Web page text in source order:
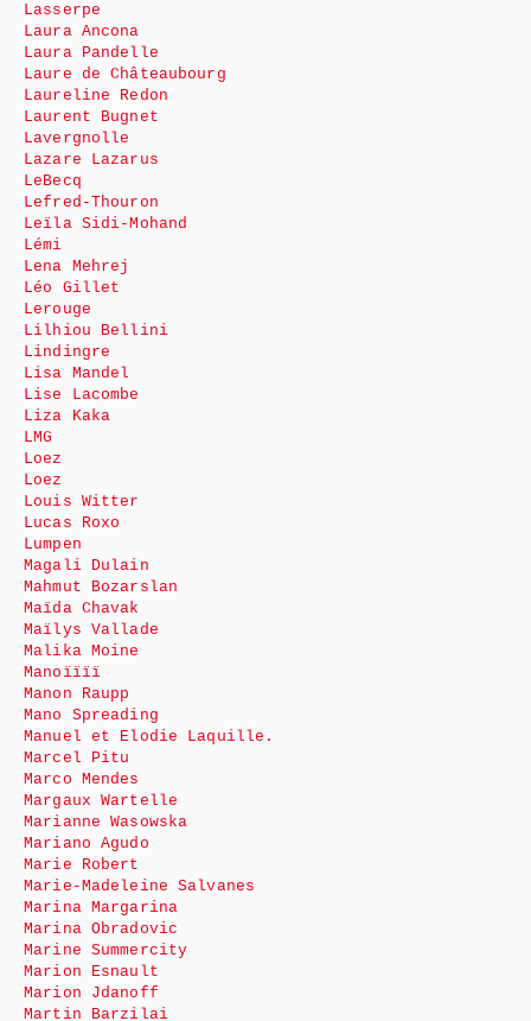
Lasserpe
Laura Ancona
Laura Pandelle
Laure de Châteaubourg
Laureline Redon
Laurent Bugnet
Lavergnolle
Lazare Lazarus
LeBecq
Lefred-Thouron
Leïla Sidi-Mohand
Lémi
Lena Mehrej
Léo Gillet
Lerouge
Lilhiou Bellini
Lindingre
Lisa Mandel
Lise Lacombe
Liza Kaka
LMG
Loez
Loez
Louis Witter
Lucas Roxo
Lumpen
Magali Dulain
Mahmut Bozarslan
Maïda Chavak
Maïlys Vallade
Malika Moine
Manoïïïï
Manon Raupp
Mano Spreading
Manuel et Elodie Laquille.
Marcel Pitu
Marco Mendes
Margaux Wartelle
Marianne Wasowska
Mariano Agudo
Marie Robert
Marie-Madeleine Salvanes
Marina Margarina
Marina Obradovic
Marine Summercity
Marion Esnault
Marion Jdanoff
Martin Barzilai